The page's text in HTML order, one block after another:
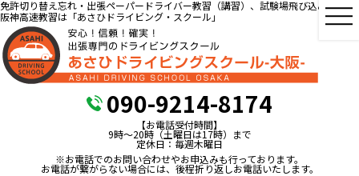
免許切り替え忘れ・出張ペーパードライバー教習（講習）、試験場飛び込み教習、
阪神高速教習は「あさひドライビング・スクール」
090-9214-8174
【お電話受付時間】
9時～20時（土曜日は17時）まで
定休日：毎週木曜日
※お電話でのお問い合わせやお申込みも行っております。
お電話が繋がらない場合には、後程折り返しお電話いたします。